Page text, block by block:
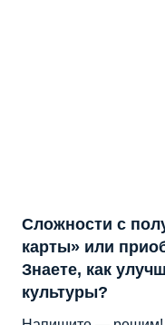
Сложности с
карты» или
Знаете, как
культуры?